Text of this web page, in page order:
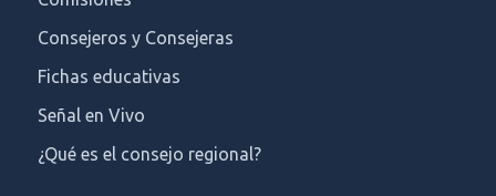
Consejeros y Consejeras
Fichas educativas
Señal en Vivo
¿Qué es el consejo regional?